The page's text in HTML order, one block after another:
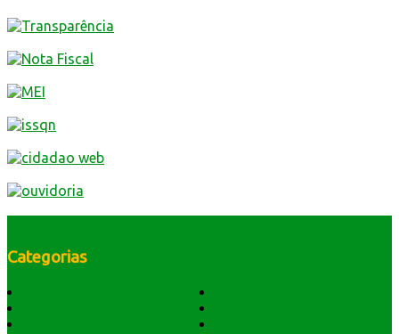
Categorias